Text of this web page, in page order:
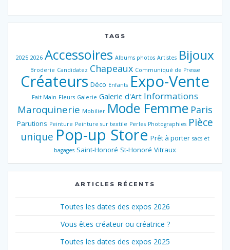
TAGS
2025 2026 Accessoires Albums photos Artistes Bijoux
Broderie Candidatez Chapeaux Communiqué de Presse
Créateurs Déco Enfants Expo-Vente
Fait-Main Fleurs Galerie Galerie d'Art Informations
Maroquinerie Mobilier Mode Femme Paris
Parutions Peinture Peinture sur textile Perles Photographies Pièce
unique Pop-up Store Prêt à porter sacs et
bagages Saint-Honoré St-Honoré Vitraux
ARTICLES RÉCENTS
Toutes les dates des expos 2026
Vous êtes créateur ou créatrice ?
Toutes les dates des expos 2025